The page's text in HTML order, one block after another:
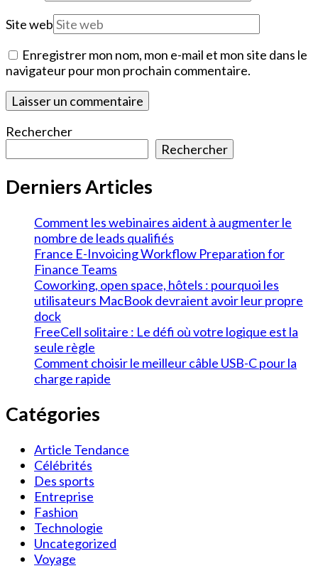
Site web
Enregistrer mon nom, mon e-mail et mon site dans le
navigateur pour mon prochain commentaire.
Rechercher
Rechercher
Derniers Articles
Comment les webinaires aident à augmenter le
nombre de leads qualifiés
France E-Invoicing Workflow Preparation for
Finance Teams
Coworking, open space, hôtels : pourquoi les
utilisateurs MacBook devraient avoir leur propre
dock
FreeCell solitaire : Le défi où votre logique est la
seule règle
Comment choisir le meilleur câble USB-C pour la
charge rapide
Catégories
Article Tendance
Célébrités
Des sports
Entreprise
Fashion
Technologie
Uncategorized
Voyage